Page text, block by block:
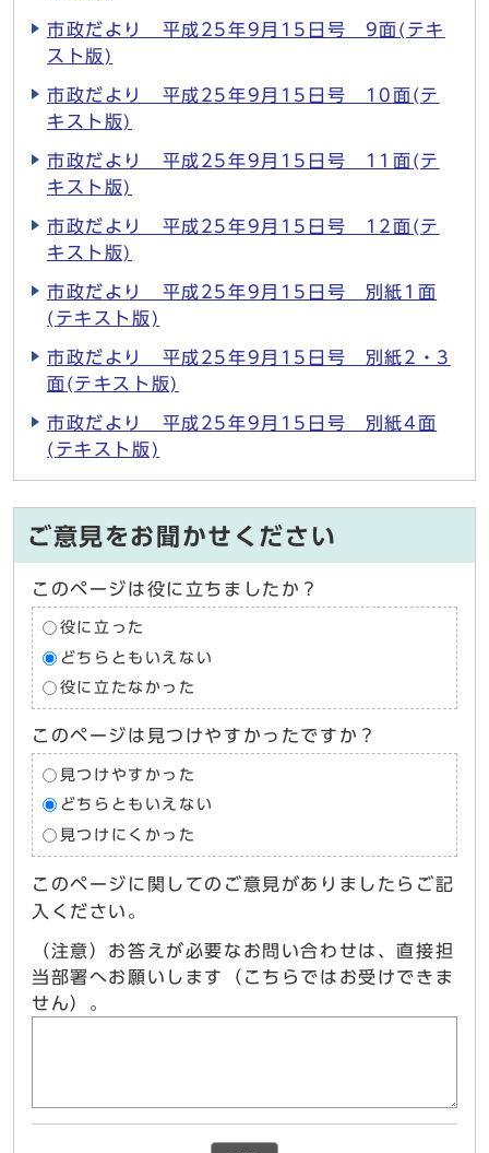
市政だより 平成25年9月15日号 9面(テキ
スト版)
市政だより 平成25年9月15日号 10面(テ
キスト版)
市政だより 平成25年9月15日号 11面(テ
キスト版)
市政だより 平成25年9月15日号 12面(テ
キスト版)
市政だより 平成25年9月15日号 別紙1面
(テキスト版)
市政だより 平成25年9月15日号 別紙2・3
面(テキスト版)
市政だより 平成25年9月15日号 別紙4面
(テキスト版)
ご意見をお聞かせください
このページは役に立ちましたか？
役に立った
どちらともいえない
役に立たなかった
このページは見つけやすかったですか？
見つけやすかった
どちらともいえない
見つけにくかった
このページに関してのご意見がありましたらご記
入ください。
（注意）お答えが必要なお問い合わせは、直接担
当部署へお願いします（こちらではお受けできま
せん）。